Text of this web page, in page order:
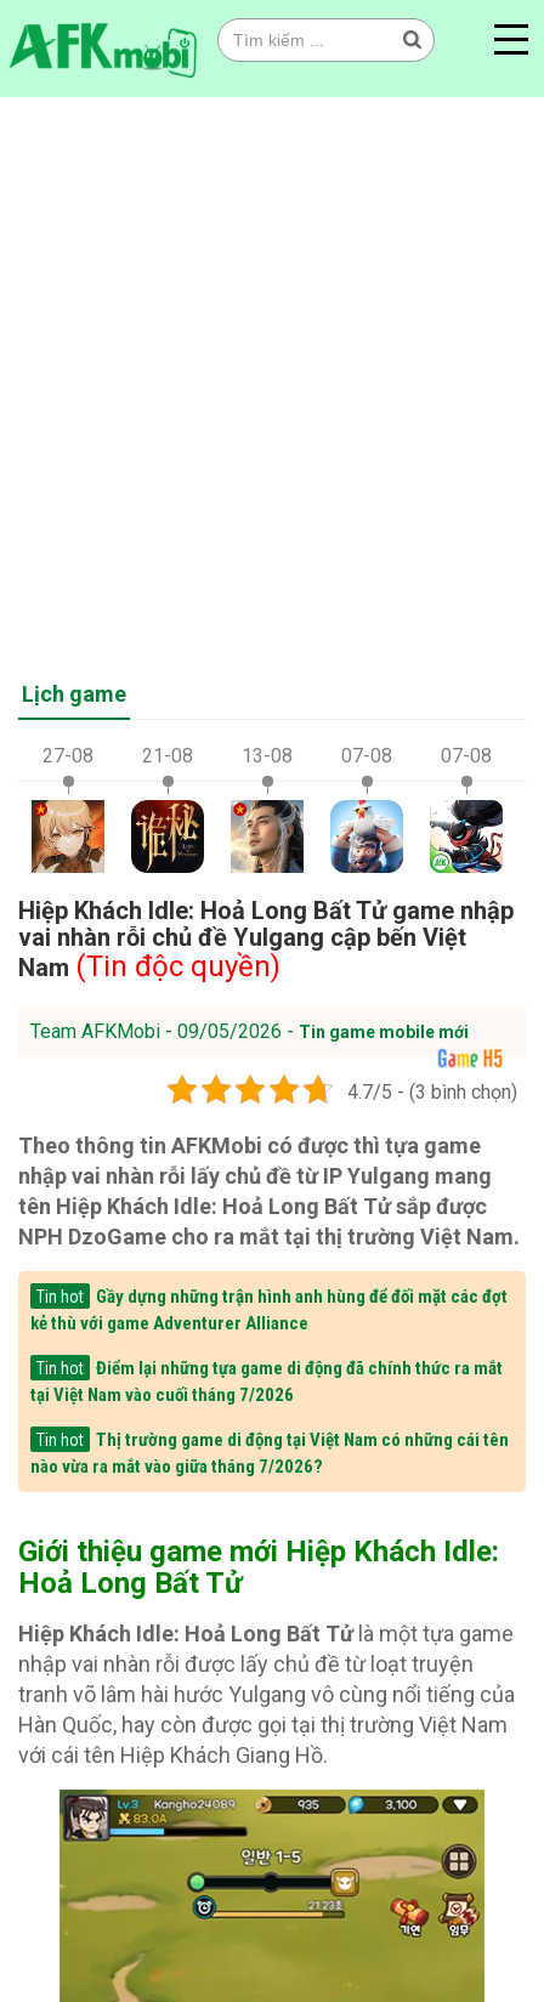
Lịch game
27-08 21-08 13-08 07-08 07-08
Hiệp Khách Idle: Hoả Long Bất Tử game nhập
vai nhàn rỗi chủ đề Yulgang cập bến Việt
Nam (Tin độc quyền)
Team AFKMobi - 09/05/2026 - Tin game mobile mới
4.7/5 - (3 bình chọn)
Theo thông tin AFKMobi có được thì tựa game
nhập vai nhàn rỗi lấy chủ đề từ IP Yulgang mang
tên Hiệp Khách Idle: Hoả Long Bất Tử sắp được
NPH DzoGame cho ra mắt tại thị trường Việt Nam.
Tin hot
Gầy dựng những trận hình anh hùng để đối mặt các đợt
kẻ thù với game Adventurer Alliance
Tin hot
Điểm lại những tựa game di động đã chính thức ra mắt
tại Việt Nam vào cuối tháng 7/2026
Tin hot
Thị trường game di động tại Việt Nam có những cái tên
nào vừa ra mắt vào giữa tháng 7/2026?
Giới thiệu game mới Hiệp Khách Idle:
Hoả Long Bất Tử
Hiệp Khách Idle: Hoả Long Bất Tử là một tựa game
nhập vai nhàn rỗi được lấy chủ đề từ loạt truyện
tranh võ lâm hài hước Yulgang vô cùng nổi tiếng của
Hàn Quốc, hay còn được gọi tại thị trường Việt Nam
với cái tên Hiệp Khách Giang Hồ.